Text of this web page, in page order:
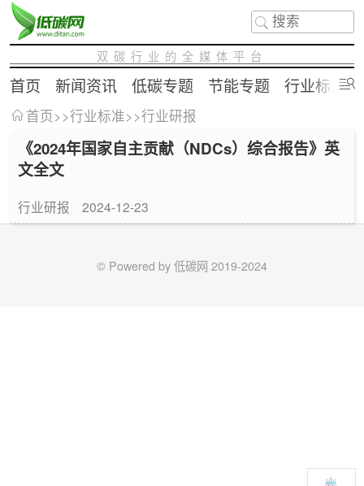
双碳行业的全媒体平台
首页 新闻资讯 低碳专题 节能专题 行业标准
首页>>行业标准>>行业研报
《2024年国家自主贡献（NDCs）综合报告》英
文全文
行业研报 2024-12-23
© Powered by 低碳网 2019-2024